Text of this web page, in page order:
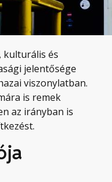
kulturális és
jelentősége
viszonylatban.
is remek
az irányban is